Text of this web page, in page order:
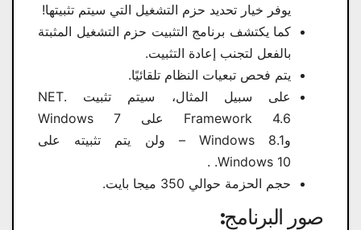
يوفر خيار تحديد حزم التشغيل التي سيتم تثبيتها!
كما يكتشف برنامج التثبيت حزم التشغيل المثبتة
بالفعل لتجنب إعادة التثبيت.
يتم فحص تبعيات النظام تلقائيًا.
على سبيل المثال، سيتم تثبيت .NET
Framework 4.6 على Windows 7
وWindows 8.1 – ولن يتم تثبيته على
Windows 10. .
حجم الحزمة حوالي 350 ميجا بايت.
صور البرنامج: